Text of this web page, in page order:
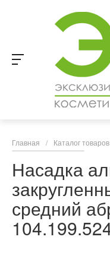
Главная / Каталог товаров
Насадка
средний